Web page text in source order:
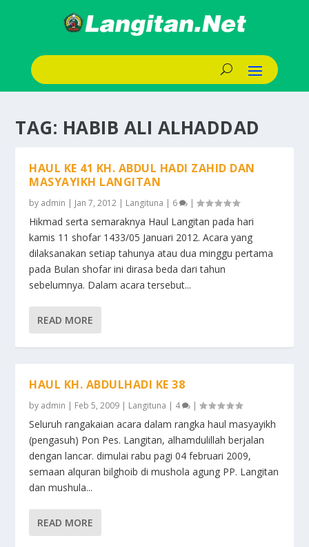
TAG: HABIB ALI ALHADDAD
HAUL KE 41 KH. ABDUL HADI ZAHID DAN
MASYAYIKH LANGITAN
by admin | Jan 7, 2012 | Langituna | 6 |
Hikmad serta semaraknya Haul Langitan pada hari
kamis 11 shofar 1433/05 Januari 2012. Acara yang
dilaksanakan setiap tahunya atau dua minggu pertama
pada Bulan shofar ini dirasa beda dari tahun
sebelumnya. Dalam acara tersebut...
READ MORE
HAUL KH. ABDULHADI KE 38
by admin | Feb 5, 2009 | Langituna | 4 |
Seluruh rangakaian acara dalam rangka haul masyayikh
(pengasuh) Pon Pes. Langitan, alhamdulillah berjalan
dengan lancar. dimulai rabu pagi 04 februari 2009,
semaan alquran bilghoib di mushola agung PP. Langitan
dan mushula...
READ MORE